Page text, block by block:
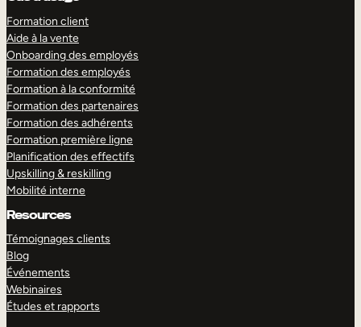
Formation client
Aide à la vente
Onboarding des employés
Formation des employés
Formation à la conformité
Formation des partenaires
Formation des adhérents
Formation première ligne
Planification des effectifs
Upskilling & reskilling
Mobilité interne
Resources
Témoignages clients
Blog
Événements
Webinaires
Études et rapports